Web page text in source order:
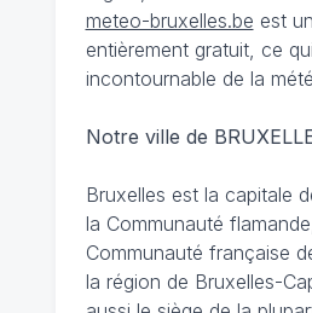
meteo-bruxelles.be est
entièrement gratuit, ce
incontournable de la
Notre ville de
Bruxelles est la capitale
la Communauté
Communauté française
la région de Bruxelles-